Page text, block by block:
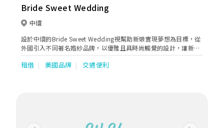
Bride Sweet Wedding
中環
設於中環的Bride Sweet Wedding視幫助新娘實現夢想為目標，從
外國引入不同著名婚紗品牌，以優雅且具時尚觸覺的設計，讓新娘
挑選到夢寐以求和最合適的嫁衣。未來Bride Sweet Wedding會繼
續搜羅更多優質品牌，特別是適合東方女性的設計，務求給新人帶
租借 美國品牌 交通便利